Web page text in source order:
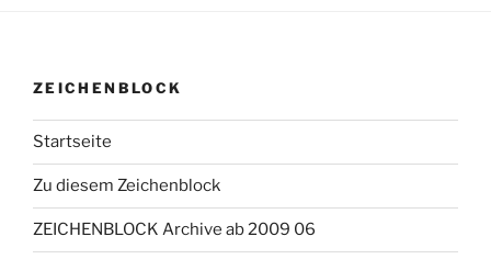
ZEICHENBLOCK
Startseite
Zu diesem Zeichenblock
ZEICHENBLOCK Archive ab 2009 06